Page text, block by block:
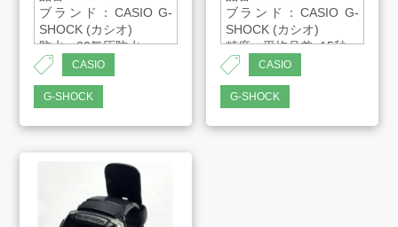
ブランド：CASIO G-
SHOCK (カシオ)
防水：20気圧防水
電波受信機能：自動受
信(最大4回／日) / 手動
受信
30都市(29タイムゾー
CASIO
G-SHOCK
ブランド：CASIO G-
SHOCK (カシオ)
精度：平均月差±15秒
ケース・ベゼル材質：
樹脂
CASIO
G-SHOCK